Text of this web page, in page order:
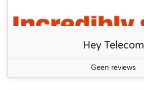
Hey Telecom
Geen reviews